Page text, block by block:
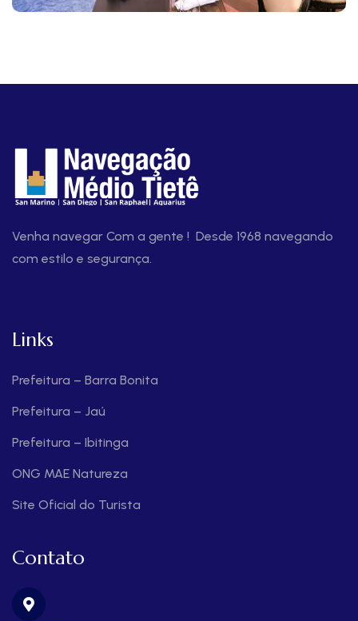
Venha navegar Com a gente ! Desde 1968 navegando
com estilo e segurança.
Links
Prefeitura – Barra Bonita
Prefeitura – Jaú
Prefeitura – Ibitinga
ONG MAE Natureza
Site Oficial do Turista
Contato